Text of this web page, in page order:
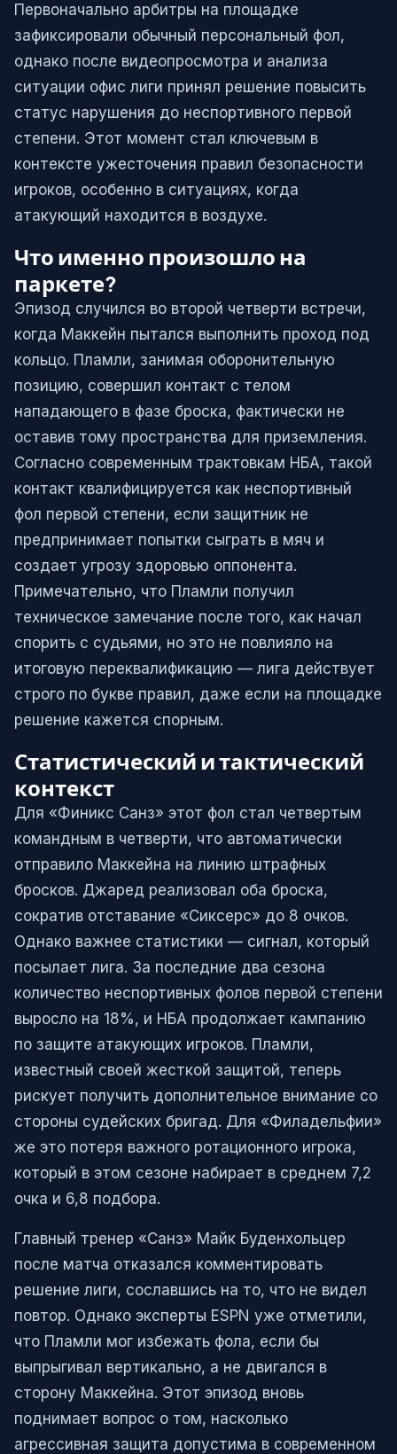
Первоначально арбитры на площадке
зафиксировали обычный персональный фол,
однако после видеопросмотра и анализа
ситуации офис лиги принял решение повысить
статус нарушения до неспортивного первой
степени. Этот момент стал ключевым в
контексте ужесточения правил безопасности
игроков, особенно в ситуациях, когда
атакующий находится в воздухе.
Что именно произошло на
паркете?
Эпизод случился во второй четверти встречи,
когда Маккейн пытался выполнить проход под
кольцо. Пламли, занимая оборонительную
позицию, совершил контакт с телом
нападающего в фазе броска, фактически не
оставив тому пространства для приземления.
Согласно современным трактовкам НБА, такой
контакт квалифицируется как неспортивный
фол первой степени, если защитник не
предпринимает попытки сыграть в мяч и
создает угрозу здоровью оппонента.
Примечательно, что Пламли получил
техническое замечание после того, как начал
спорить с судьями, но это не повлияло на
итоговую переквалификацию — лига действует
строго по букве правил, даже если на площадке
решение кажется спорным.
Статистический и тактический
контекст
Для «Финикс Санз» этот фол стал четвертым
командным в четверти, что автоматически
отправило Маккейна на линию штрафных
бросков. Джаред реализовал оба броска,
сократив отставание «Сиксерс» до 8 очков.
Однако важнее статистики — сигнал, который
посылает лига. За последние два сезона
количество неспортивных фолов первой степени
выросло на 18%, и НБА продолжает кампанию
по защите атакующих игроков. Пламли,
известный своей жесткой защитой, теперь
рискует получить дополнительное внимание со
стороны судейских бригад. Для «Филадельфии»
же это потеря важного ротационного игрока,
который в этом сезоне набирает в среднем 7,2
очка и 6,8 подбора.
Главный тренер «Санз» Майк Буденхольцер
после матча отказался комментировать
решение лиги, сославшись на то, что не видел
повтор. Однако эксперты ESPN уже отметили,
что Пламли мог избежать фола, если бы
выпрыгивал вертикально, а не двигался в
сторону Маккейна. Этот эпизод вновь
поднимает вопрос о том, насколько
агрессивная защита допустима в современном